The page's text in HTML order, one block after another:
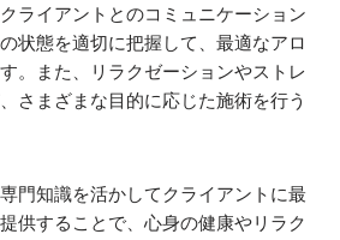
ライアントとのコミュニケーション
状態を適切に把握して、最適なアロ
。また、リラクゼーションやストレ
さまざまな目的に応じた施術を行う
門知識を活かしてクライアントに最
供することで、心身の健康やリラク